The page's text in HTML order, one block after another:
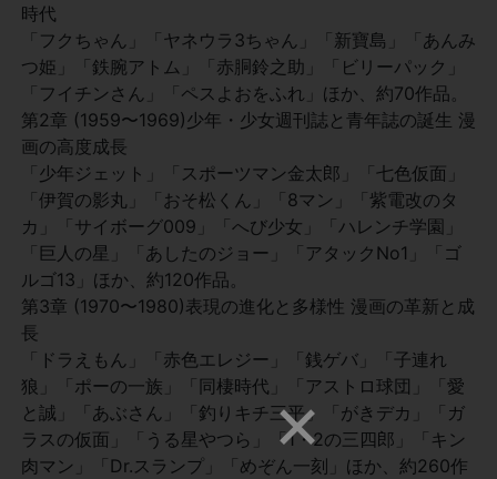
時代
「フクちゃん」「ヤネウラ3ちゃん」「新寶島」「あんみ
つ姫」「鉄腕アトム」「赤胴鈴之助」「ビリーパック」
「フイチンさん」「ペスよおをふれ」ほか、約70作品。
第2章 (1959〜1969)少年・少女週刊誌と青年誌の誕生 漫
画の高度成長
「少年ジェット」「スポーツマン金太郎」「七色仮面」
「伊賀の影丸」「おそ松くん」「8マン」「紫電改のタ
カ」「サイボーグ009」「へび少女」「ハレンチ学園」
「巨人の星」「あしたのジョー」「アタックNo1」「ゴ
ルゴ13」ほか、約120作品。
第3章 (1970〜1980)表現の進化と多様性 漫画の革新と成
長
「ドラえもん」「赤色エレジー」「銭ゲバ」「子連れ
狼」「ポーの一族」「同棲時代」「アストロ球団」「愛
と誠」「あぶさん」「釣りキチ三平」「がきデカ」「ガ
ラスの仮面」「うる星やつら」「1・2の三四郎」「キン
肉マン」「Dr.スランプ」「めぞん一刻」ほか、約260作